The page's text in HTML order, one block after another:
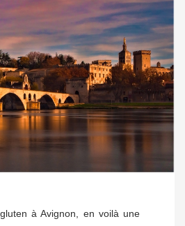
à Avignon, en voilà une